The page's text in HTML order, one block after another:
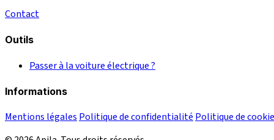
Contact
Outils
Passer à la voiture électrique ?
Informations
Mentions légales Politique de confidentialité Politique de